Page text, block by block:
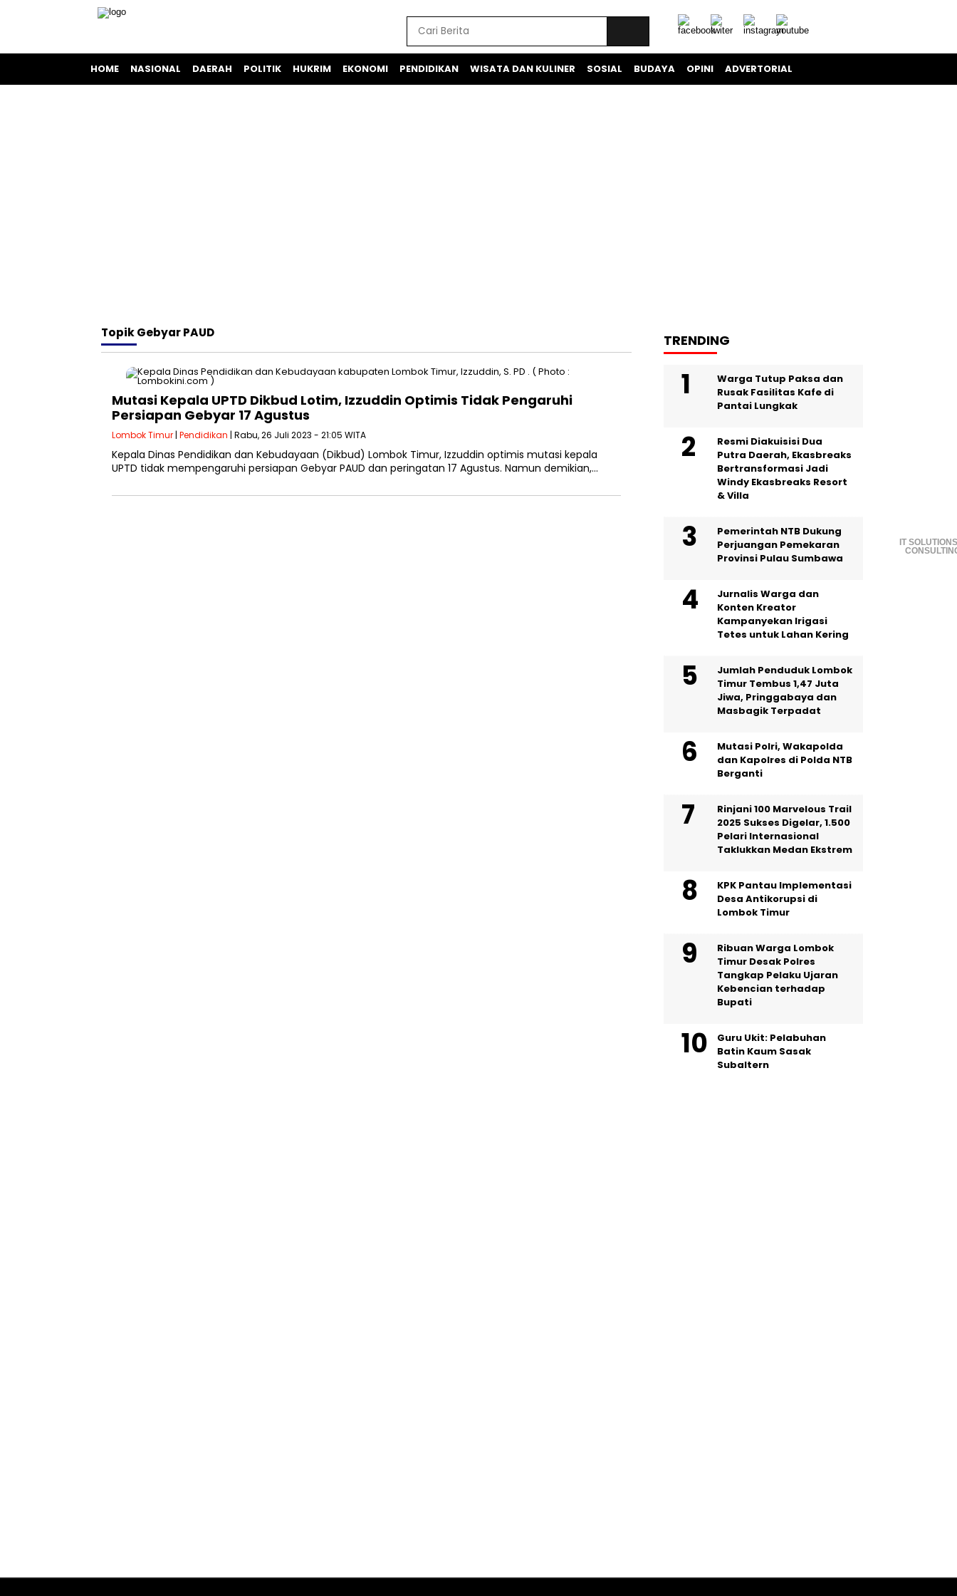
HOME NASIONAL DAERAH POLITIK HUKRIM EKONOMI PENDIDIKAN WISATA DAN KULINER SOSIAL BUDAYA OPINI ADVERTORIAL
IT
TopikGebyar PAUD
Mutasi Kepala UPTD Dikbud Lotim, Izzuddin Optimis Tidak Pengaruhi
Persiapan Gebyar 17 Agustus
Lombok Timur | Pendidikan | Rabu, 26 Juli 2023 - 21:05 WITA
Kepala Dinas Pendidikan dan Kebudayaan (Dikbud) Lombok Timur, Izzuddin optimis mutasi kepala
UPTD tidak mempengaruhi persiapan Gebyar PAUD dan peringatan 17 Agustus. Namun demikian,…
TRENDING
Warga Tutup Paksa dan
Rusak Fasilitas Kafe di
Pantai Lungkak
Resmi Diakuisisi Dua
Putra Daerah, Ekasbreaks
Bertransformasi Jadi
Windy Ekasbreaks Resort
& Villa
Pemerintah NTB Dukung
Perjuangan Pemekaran
Provinsi Pulau Sumbawa
Jurnalis Warga dan
Konten Kreator
Kampanyekan Irigasi
Tetes untuk Lahan Kering
Jumlah Penduduk Lombok
Timur Tembus 1,47 Juta
Jiwa, Pringgabaya dan
Masbagik Terpadat
Mutasi Polri, Wakapolda
dan Kapolres di Polda NTB
Berganti
Rinjani 100 Marvelous Trail
2025 Sukses Digelar, 1.500
Pelari Internasional
Taklukkan Medan Ekstrem
KPK Pantau Implementasi
Desa Antikorupsi di
Lombok Timur
Ribuan Warga Lombok
Timur Desak Polres
Tangkap Pelaku Ujaran
Kebencian terhadap
Bupati
Guru Ukit: Pelabuhan
Batin Kaum Sasak
Subaltern